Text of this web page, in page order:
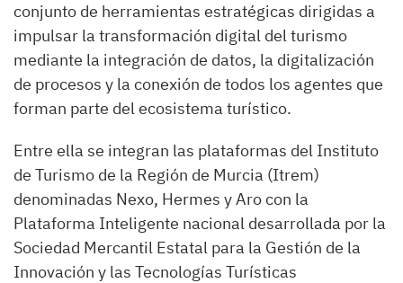
conjunto de herramientas estratégicas dirigidas a
impulsar la transformación digital del turismo
mediante la integración de datos, la digitalización
de procesos y la conexión de todos los agentes que
forman parte del ecosistema turístico.
Entre ella se integran las plataformas del Instituto
de Turismo de la Región de Murcia (Itrem)
denominadas Nexo, Hermes y Aro con la
Plataforma Inteligente nacional desarrollada por la
Sociedad Mercantil Estatal para la Gestión de la
Innovación y las Tecnologías Turísticas